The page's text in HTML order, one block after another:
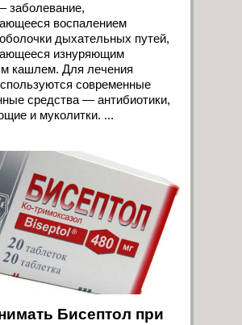
заболевание,
воспалением
дыхательных путей,
изнуряющим
кашлем. Для лечения
современные
средства — антибиотики,
и муколитки. ...
Бисептол при